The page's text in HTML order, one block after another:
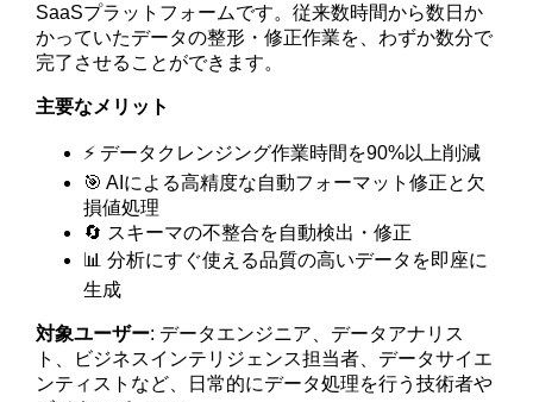
SaaSプラットフォームです。従来数時間から数日か
かっていたデータの整形・修正作業を、わずか数分で
完了させることができます。
主要なメリット
⚡ データクレンジング作業時間を90%以上削減
🎯 AIによる高精度な自動フォーマット修正と欠
損値処理
🔄 スキーマの不整合を自動検出・修正
📊 分析にすぐ使える品質の高いデータを即座に
生成
対象ユーザー: データエンジニア、データアナリス
ト、ビジネスインテリジェンス担当者、データサイエ
ンティストなど、日常的にデータ処理を行う技術者や